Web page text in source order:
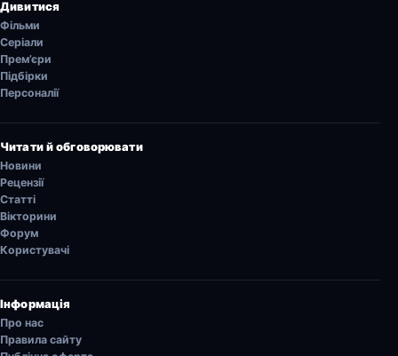
Дивитися
Фільми
Серіали
Прем’єри
Підбірки
Персоналії
Читати й обговорювати
Новини
Рецензії
Статті
Вікторини
Форум
Користувачі
Інформація
Про нас
Правила сайту